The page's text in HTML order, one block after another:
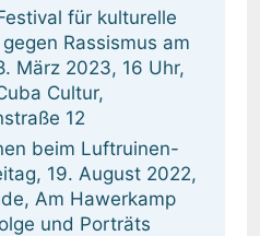
für kulturelle
Rassismus am
März 2023, 16 Uhr,
Cultur,
12
beim Luftruinen-
19. August 2022,
Am Hawerkamp
und Porträts